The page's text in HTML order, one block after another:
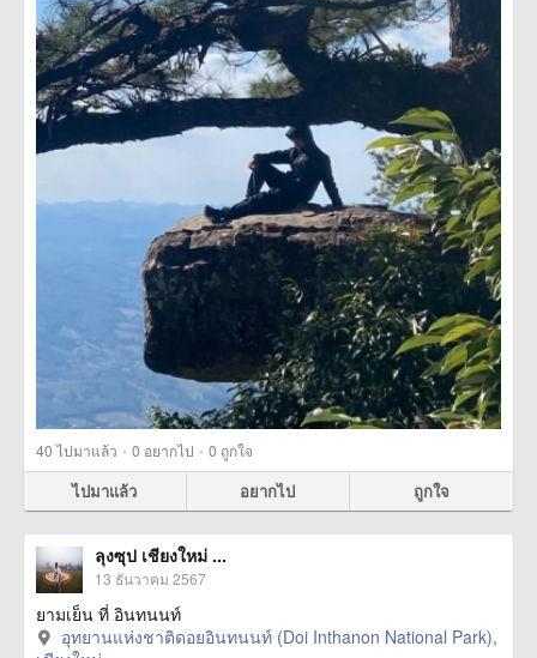
40ไปมาแล้ว · 0 อยากไป · 0 ถูกใจ
ไปมาแล้ว อยากไป ถูกใจ
ลุงซุป เชียงใหม่ ...
13 ธันวาคม 2567
ยามเย็น ที่ อินทนนท์
อุทยานแห่งชาติดอยอินทนนท์ (Doi Inthanon National Park),